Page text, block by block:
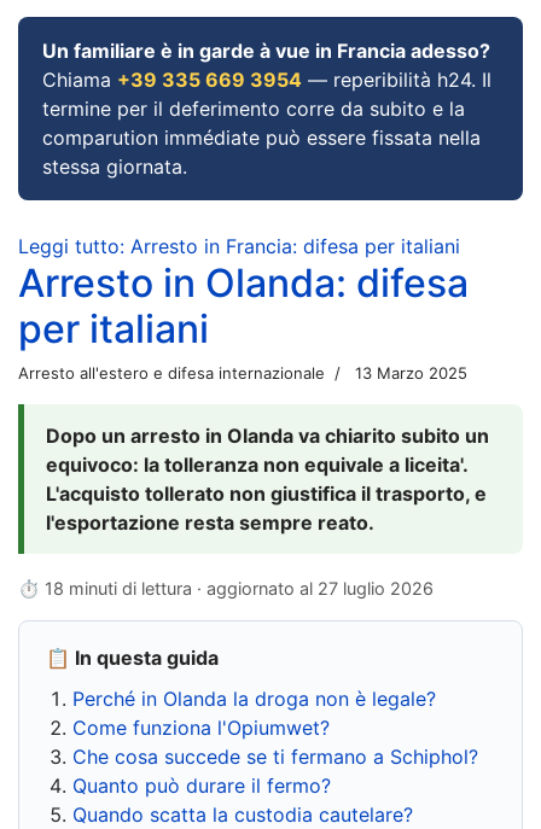
Un familiare è in garde à vue in Francia adesso?
Chiama +39 335 669 3954 — reperibilità h24. Il
termine per il deferimento corre da subito e la
comparution immédiate può essere fissata nella
stessa giornata.
Leggi tutto: Arresto in Francia: difesa per italiani
Arresto in Olanda: difesa
per italiani
Arresto all'estero e difesa internazionale 13 Marzo 2025
Dopo un arresto in Olanda va chiarito subito un
equivoco: la tolleranza non equivale a liceita'.
L'acquisto tollerato non giustifica il trasporto, e
l'esportazione resta sempre reato.
⏱ 18 minuti di lettura · aggiornato al 27 luglio 2026
📋 In questa guida
Perché in Olanda la droga non è legale?
Come funziona l'Opiumwet?
Che cosa succede se ti fermano a Schiphol?
Quanto può durare il fermo?
Quando scatta la custodia cautelare?